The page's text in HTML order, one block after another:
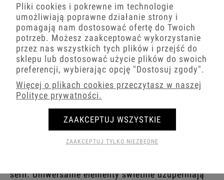
Aria biały moduły
Efektowne białe ramki podkreślą
charakter wnętrza
Duży wybór ramek do osprzętu elektrycznego,
który oferujemy w Salonie Eleks, pozwala na
idealne dopasowanie tego typu produktów do
różnych potrzeb klientów. W tej kategorii do
serii. Uniwersalne elementy świetnie uzupełniają
Pliki cookies i pokrewne im technologie
umożliwiają poprawne działanie strony i
pomagają nam dostosować ofertę do Twoich
potrzeb. Możesz zaakceptować wykorzystanie
przez nas wszystkich tych plików i przejść do
sklepu lub dostosować użycie plików do swoich
preferencji, wybierając opcję "Dostosuj zgody".
Więcej o plikach cookies przeczytasz w naszej
Polityce prywatności.
ZAAKCEPTUJ TYLKO NIEZBĘDNE
ZAAKCEPTUJ WSZYSTKIE